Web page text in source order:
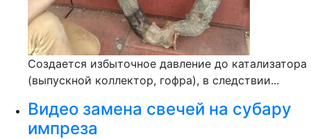
Создается избыточное давление до катализатора
(выпускной коллектор, гофра), в следствии...
Видео замена свечей на субару
импреза